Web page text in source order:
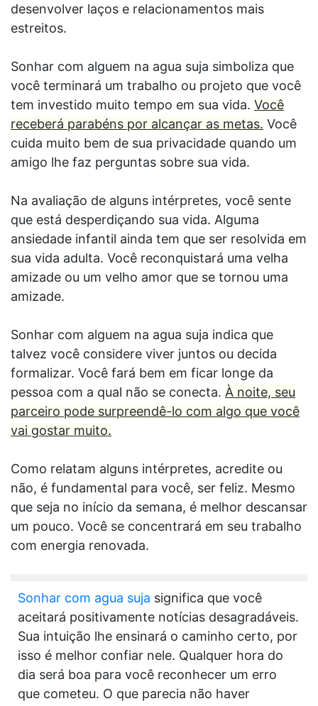
desenvolver laços e relacionamentos mais
estreitos.
Sonhar com alguem na agua suja simboliza que
você terminará um trabalho ou projeto que você
tem investido muito tempo em sua vida. Você
receberá parabéns por alcançar as metas. Você
cuida muito bem de sua privacidade quando um
amigo lhe faz perguntas sobre sua vida.
Na avaliação de alguns intérpretes, você sente
que está desperdiçando sua vida. Alguma
ansiedade infantil ainda tem que ser resolvida em
sua vida adulta. Você reconquistará uma velha
amizade ou um velho amor que se tornou uma
amizade.
Sonhar com alguem na agua suja indica que
talvez você considere viver juntos ou decida
formalizar. Você fará bem em ficar longe da
pessoa com a qual não se conecta. À noite, seu
parceiro pode surpreendê-lo com algo que você
vai gostar muito.
Como relatam alguns intérpretes, acredite ou
não, é fundamental para você, ser feliz. Mesmo
que seja no início da semana, é melhor descansar
um pouco. Você se concentrará em seu trabalho
com energia renovada.
Sonhar com agua suja significa que você
aceitará positivamente notícias desagradáveis.
Sua intuição lhe ensinará o caminho certo, por
isso é melhor confiar nele. Qualquer hora do
dia será boa para você reconhecer um erro
que cometeu. O que parecia não haver